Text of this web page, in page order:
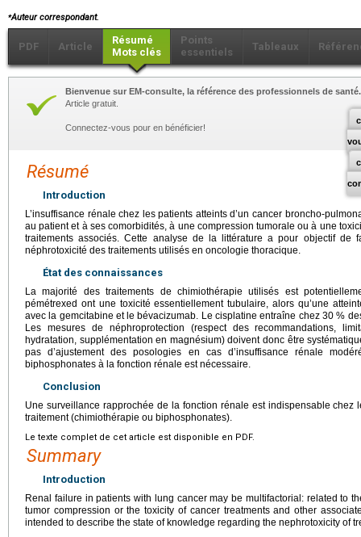
⁎Auteur correspondant.
PDF Article
Résumé
Mots clés
Points
essentiels
Tableaux
Bienvenue sur EM-consulte, la référence des professionnels de santé.
Article gratuit.
Connectez-vous pour en bénéficier!
Résumé
Introduction
L’insuffisance rénale chez les patients atteints d’un cancer broncho-
au patient et à ses comorbidités, à une compression tumorale ou à une
traitements associés. Cette analyse de la littérature a pour objectif de
néphrotoxicité des traitements utilisés en oncologie thoracique.
État des connaissances
La majorité des traitements de chimiothérapie utilisés est
pémétrexed ont une toxicité essentiellement tubulaire, alors qu’une
avec la gemcitabine et le bévacizumab. Le cisplatine entraîne chez 30 %
Les mesures de néphroprotection (respect des recommandations,
hydratation, supplémentation en magnésium) doivent donc être
pas d’ajustement des posologies en cas d’insuffisance rénale
biphosphonates à la fonction rénale est nécessaire.
Conclusion
Une surveillance rapprochée de la fonction rénale est indispensable chez
traitement (chimiothérapie ou biphosphonates).
Le texte complet de cet article est disponible en PDF.
Summary
Introduction
Renal failure in patients with lung cancer may be multifactorial: related to
tumor compression or the toxicity of cancer treatments and other
intended to describe the state of knowledge regarding the nephrotoxicity of